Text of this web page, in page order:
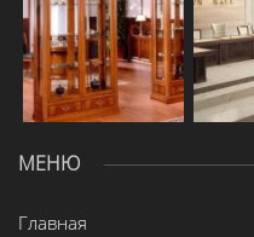
МЕНЮ
Главная